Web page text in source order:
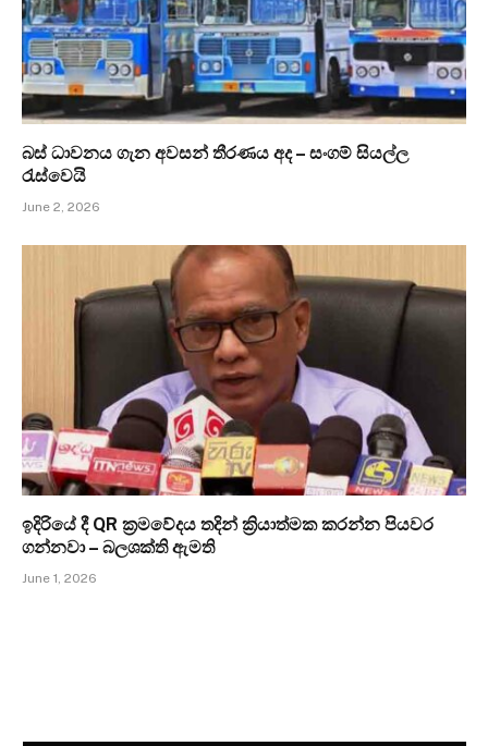
බස් ධාවනය ගැන අවසන් තීරණය අද – සංගම් සියල්ල
රැස්වෙයි
June 2, 2026
ඉදිරියේ දී QR ක්‍රමවේදය තදින් ක්‍රියාත්මක කරන්න පියවර
ගන්නවා – බලශක්ති ඇමති
June 1, 2026